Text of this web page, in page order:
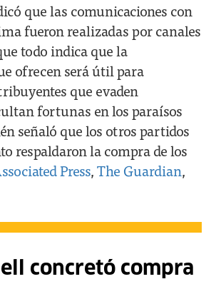
que las comunicaciones con
fueron realizadas por canales
todo indica que la
ofrecen será útil para
que evaden
fortunas en los paraísos
señaló que los otros partidos
respaldaron la compra de los
Press,The Guardian,
concretó compra